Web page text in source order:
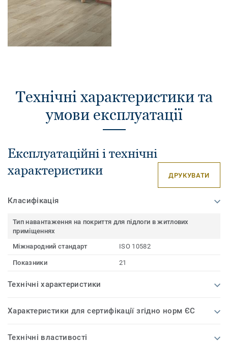
Технічні характеристики та
умови експлуатації
Експлуатаційні і технічні
характеристики
ДРУКУВАТИ
Класифікація
Тип навантаження на покриття для підлоги в житлових
приміщеннях
Міжнародний стандарт
ISO 10582
Показники 21
Технічні характеристики
Характеристики для сертифікації згідно норм ЄС
Технічні властивості